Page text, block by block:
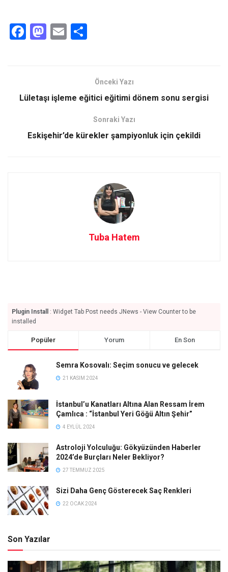
F
o
k
M
d
n
E
Önceki Yazı
Lületaşı işleme eğitici eğitimi dönem sonu sergisi
Sonraki Yazı
Eskişehir’de kürekler şampiyonluk için çekildi
Tuba Hatem
Plugin Install
: Widget Tab Post needs JNews - View Counter to be
installed
Popüler Yorum En Son
Semra Kosovalı: Seçim sonucu ve gelecek
21 KASIM 2024
İstanbul’u Kanatları Altına Alan Ressam İrem
Çamlıca : “İstanbul Yeri Göğü Altın Şehir”
4 EYLÜL 2024
Astroloji Yolculuğu: Gökyüzünden Haberler
2024’de Burçları Neler Bekliyor?
27 TEMMUZ 2025
Sizi Daha Genç Gösterecek Saç Renkleri
22 OCAK 2024
Son Yazılar